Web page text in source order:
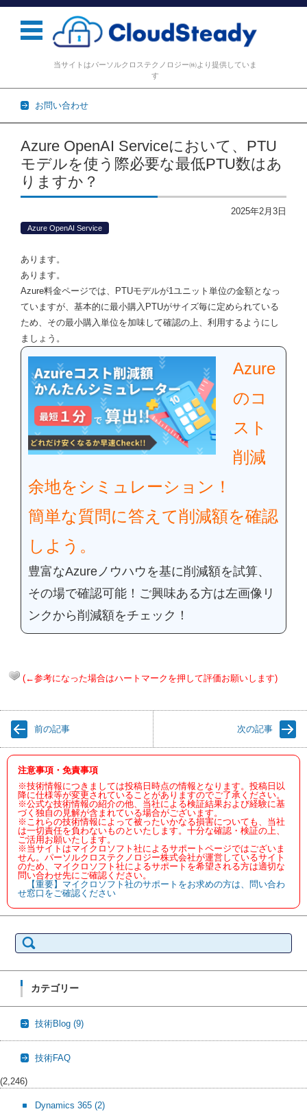
当サイトはパーソルクロステクノロジー㈱より提供していま
す
お問い合わせ
コンテンツに移動
Azure OpenAI Serviceにおいて、PTU
モデルを使う際必要な最低PTU数はあ
りますか？
2025年2月3日
Azure OpenAI Service
あります。
あります。
Azure料金ページでは、PTUモデルが1ユニット単位の金額となっ
ていますが、基本的に最小購入PTUがサイズ毎に定められている
ため、その最小購入単位を加味して確認の上、利用するようにし
ましょう。
Azure
のコ
スト
削減
余地をシミュレーション！
簡単な質問に答えて削減額を確認
しよう。
豊富なAzure ノウハウを基に削減額を試算、
その場で確認可能！ ご興味ある方は左画像リ
ンクから削減額をチェック！
(←参考になった場合はハートマークを押して評価お願いします)
前の記事 次の記事
注意事項・免責事項
※技術情報につきましては投稿日時点の情報となります。投稿日以
降に仕様等が変更されていることがありますのでご了承ください。
※公式な技術情報の紹介の他、当社による検証結果および経験に基
づく独自の見解が含まれている場合がございます。
※これらの技術情報によって被ったいかなる損害についても、当社
は一切責任を負わないものといたします。十分な確認・検証の上、
ご活用お願いたします。
※当サイトはマイクロソフト社によるサポートページではございま
せん。パーソルクロステクノロジー株式会社が運営しているサイト
のため、マイクロソフト社によるサポートを希望される方は適切な
問い合わせ先にご確認ください。
【重要】マイクロソフト社のサポートをお求めの方は、問い合わ
せ窓口をご確認ください
索:
カテゴリー
技術Blog (9)
技術FAQ
(2,246)
Dynamics 365 (2)